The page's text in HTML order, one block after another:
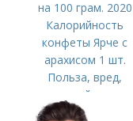
Калорийность
конфеты Ярче с
арахисом 1 шт.
Польза, вред,
калорийность
конфет Ярче в 1 шт.